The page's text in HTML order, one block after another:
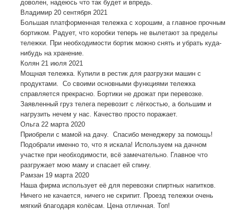
доволен, надеюсь что так будет и впредь.
Владимир 20 сентября 2021
Большая платформенная тележка с хорошим, а главное прочным
бортиком. Радует, что коробки теперь не вылетают за пределы
тележки. При необходимости бортик можно снять и убрать куда-
нибудь на хранение.
Колян 21 июля 2021
Мощная тележка. Купили в рестик для разгрузки машин с
продуктами. Со своими основными функциями тележка
справляется прекрасно. Бортики не дрожат при перевозке.
Заявленный груз телега перевозит с лёгкостью, а большим и
нагрузить нечем у нас. Качество просто поражает.
Ольга 22 марта 2020
Приобрели с мамой на дачу. Спасибо менеджеру за помощь!
Подобрали именно то, что я искала! Используем на дачном
участке при необходимости, всё замечательно. Главное что
разгружает мою маму и спасает ей спину.
Рамзан 19 марта 2020
Наша фирма использует её для перевозки спиртных напитков.
Ничего не качается, ничего не скрипит. Проезд тележки очень
мягкий благодаря колёсам. Цена отличная. Топ!